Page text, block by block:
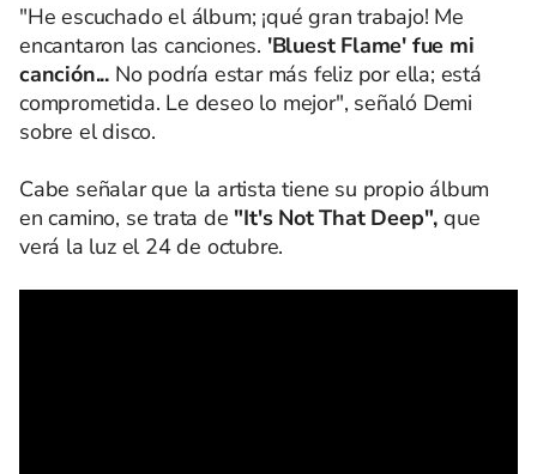
"He escuchado el álbum; ¡qué gran trabajo! Me
encantaron las canciones. 'Bluest Flame' fue mi
canción... No podría estar más feliz por ella; está
comprometida. Le deseo lo mejor", señaló Demi
sobre el disco.
Cabe señalar que la artista tiene su propio álbum
en camino, se trata de "It's Not That Deep", que
verá la luz el 24 de octubre.